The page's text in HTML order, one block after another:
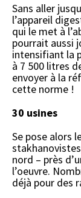
Sans aller
l’appareil
qui le met à
pourrait aussi
intensifiant la
à 7 500 litres
envoyer à la
cette norme !
30 usines
Se pose alors
nord – près
l’oeuvre.
déjà pour des